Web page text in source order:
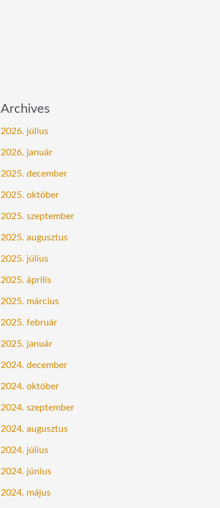
Archives
2026. július
2026. január
2025. december
2025. október
2025. szeptember
2025. augusztus
2025. július
2025. április
2025. március
2025. február
2025. január
2024. december
2024. október
2024. szeptember
2024. augusztus
2024. július
2024. június
2024. május